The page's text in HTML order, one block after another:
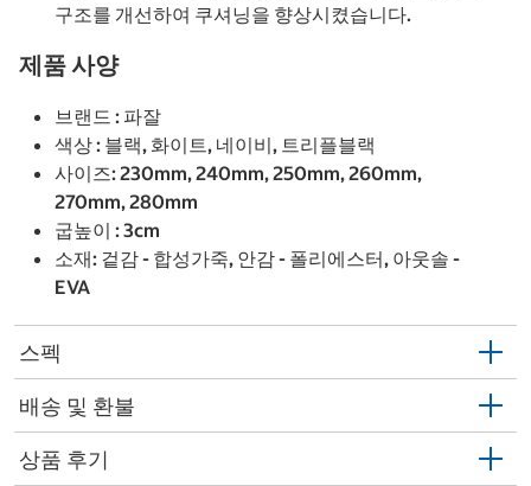
구조를 개선하여 쿠셔닝을 향상시켰습니다.
제품 사양
브랜드 : 파잘
색상 : 블랙, 화이트, 네이비, 트리플블랙
사이즈: 230mm, 240mm, 250mm, 260mm,
270mm, 280mm
굽높이 : 3cm
소재: 겉감 - 합성가죽, 안감 - 폴리에스터, 아웃솔 -
EVA
스펙
배송 및 환불
상품 후기